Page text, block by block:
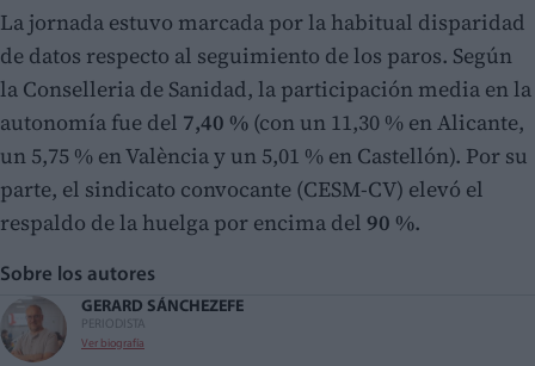
La jornada estuvo marcada por la habitual disparidad
de datos respecto al seguimiento de los paros. Según
la Conselleria de Sanidad, la participación media en la
autonomía fue del 7,40 % (con un 11,30 % en Alicante,
un 5,75 % en València y un 5,01 % en Castellón). Por su
parte, el sindicato convocante (CESM-CV) elevó el
respaldo de la huelga por encima del 90 %.
Sobre los autores
GERARD SÁNCHEZ
PERIODISTA
Ver biografía
EFE